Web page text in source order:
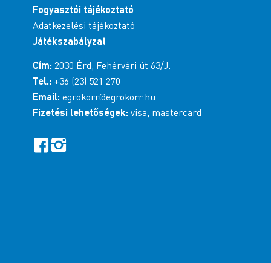
Útvonalak
9400 Sopron Kofaragó tér 10.
+36 99 511-123
Útvonalak
SITI 2004 Kft.
Fogyasztói tájékoztató
Adatkezelési tájékoztató
Játékszabályzat
Cím: 2030 Érd, Fehérvári út 63/J.
Tel.: +36 (23) 521 270
Email: egrokorr@egrokorr.hu
Fizetési lehetőségek: visa, mastercard